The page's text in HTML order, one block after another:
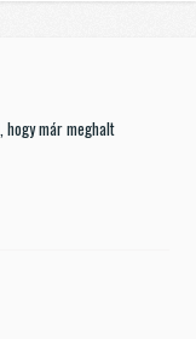
már meghalt